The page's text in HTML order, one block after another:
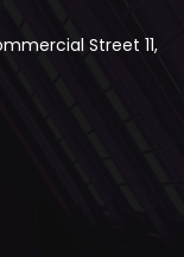
Street 11,